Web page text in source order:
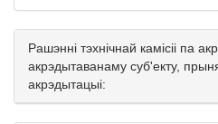
Рашэнні тэхнічнай камісіі па
акрэдытаванаму суб'екту,
акрэдытацыі: